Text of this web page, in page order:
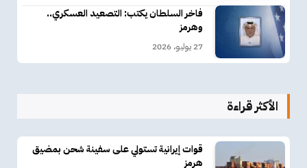
فاخر السلطان يكتب: التصعيد العسكري..
وهرمز
27 يوليو، 2026
الأكثر قراءة
قوات إيرانية تستولي على سفينة شحن بمضيق
هرمز